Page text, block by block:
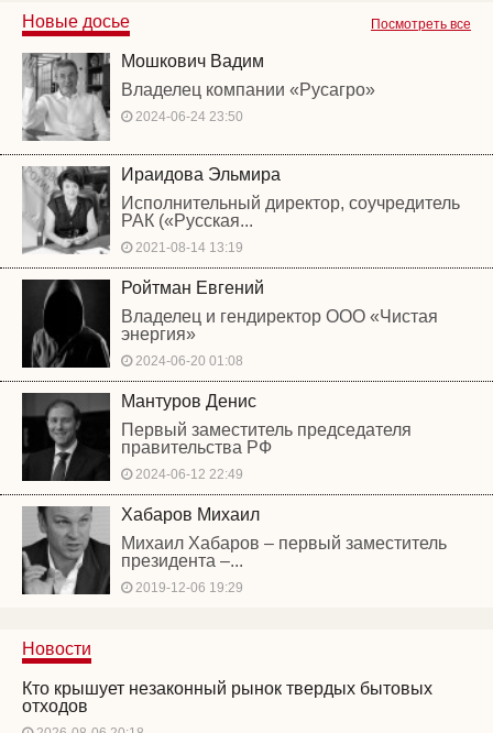
Посмотреть все
Новые досье
Мошкович Вадим
Владелец компании «Русагро»
2024-06-24 23:50
Ираидова Эльмира
Исполнительный директор, соучредитель
РАК («Русская...
2021-08-14 13:19
Ройтман Евгений
Владелец и гендиректор ООО «Чистая
энергия»
2024-06-20 01:08
Мантуров Денис
Первый заместитель председателя
правительства РФ
2024-06-12 22:49
Хабаров Михаил
Михаил Хабаров – первый заместитель
президента –...
2019-12-06 19:29
Новости
Кто крышует незаконный рынок твердых бытовых
отходов